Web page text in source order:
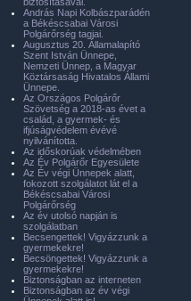
András Napi Kolbászparádén
a Békéscsabai Városi
Polgárőrség tagjai.
Augusztus 20. Államalapító
Szent István Ünnepe,
Nemzeti Ünnep, a Magyar
Köztársaság Hivatalos Állami
Ünnepe.
Az Országos Polgárőr
Szövetség a 2018-as évet a
család, a gyermek- és
ifjúságvédelem évévé
nyilvánította.
Az időskorúak védelmében
Az Év Polgárőr Egyesülete
Az Év végi Ünnepek alatt,
fokozott szolgálatot lát el a
Békéscsabai Városi
Polgárőrség
Az év utolsó napján is
szolgálatban
Becsengettek! Vigyázzunk a
gyermekekre!
Becsöngettek! Vigyázzunk a
gyermekekre!
Biztonságban az interneten
Biztonságban az év végi